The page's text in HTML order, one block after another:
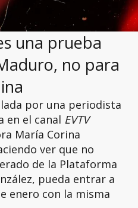
una prueba
no para
por una periodista
en el canal EVTV
María Corina
ver que no
de la Plataforma
pueda entrar a
enero con la misma